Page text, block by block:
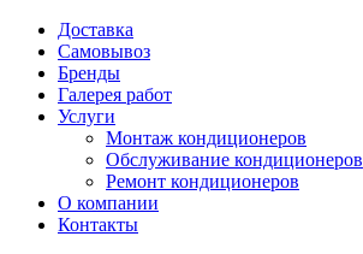
Доставка
Самовывоз
Бренды
Галерея работ
Услуги
Монтаж кондиционеров
Обслуживание кондиционеров
Ремонт кондиционеров
О компании
Контакты